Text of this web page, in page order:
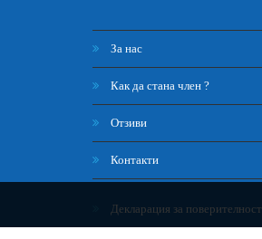
За нас
Как да стана член ?
Отзиви
Контакти
Декларация за поверителност